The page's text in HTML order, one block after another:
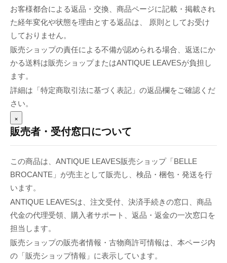
お客様都合による返品・交換、商品ページに記載・掲載され
た経年変化や状態を理由とする返品は、 原則としてお受け
しておりません。
販売ショップの責任による不備が認められる場合、返送にか
かる送料は販売ショップまたはANTIQUE LEAVESが負担し
ます。
詳細は「特定商取引法に基づく表記」の返品欄をご確認くだ
さい。
×
販売者・受付窓口について
この商品は、ANTIQUE LEAVES販売ショップ「BELLE
BROCANTE」が売主として販売し、検品・梱包・発送を行
います。
ANTIQUE LEAVESは、注文受付、決済手続きの窓口、商品
代金の代理受領、購入者サポート、返品・返金の一次窓口を
担当します。
販売ショップの販売者情報・古物商許可情報は、本ページ内
の「販売ショップ情報」に表示しています。